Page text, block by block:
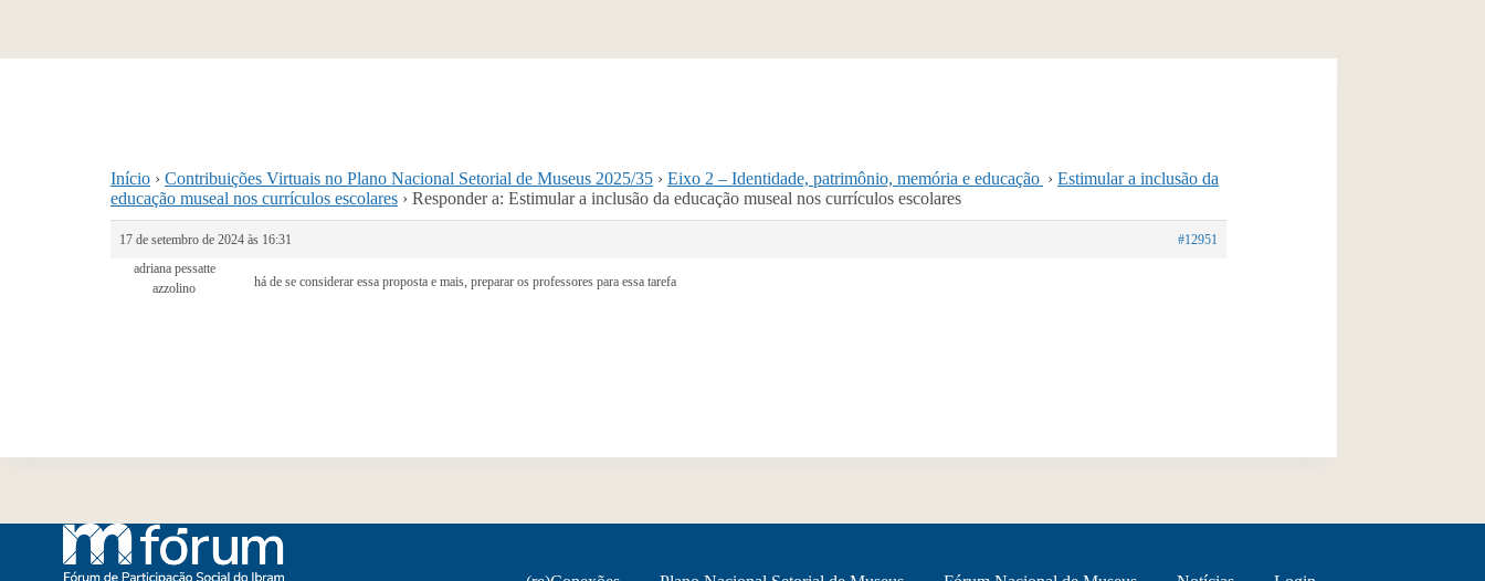
Início › Contribuições Virtuais no Plano Nacional Setorial de Museus 2025/35 › Eixo 2 – Identidade, patrimônio, memória e educação › Estimular a inclusão da
educação museal nos currículos escolares › Responder a: Estimular a inclusão da educação museal nos currículos escolares
17 de setembro de 2024 às 16:31
#12951
adriana pessatte
azzolino
há de se considerar essa proposta e mais, preparar os professores para essa tarefa